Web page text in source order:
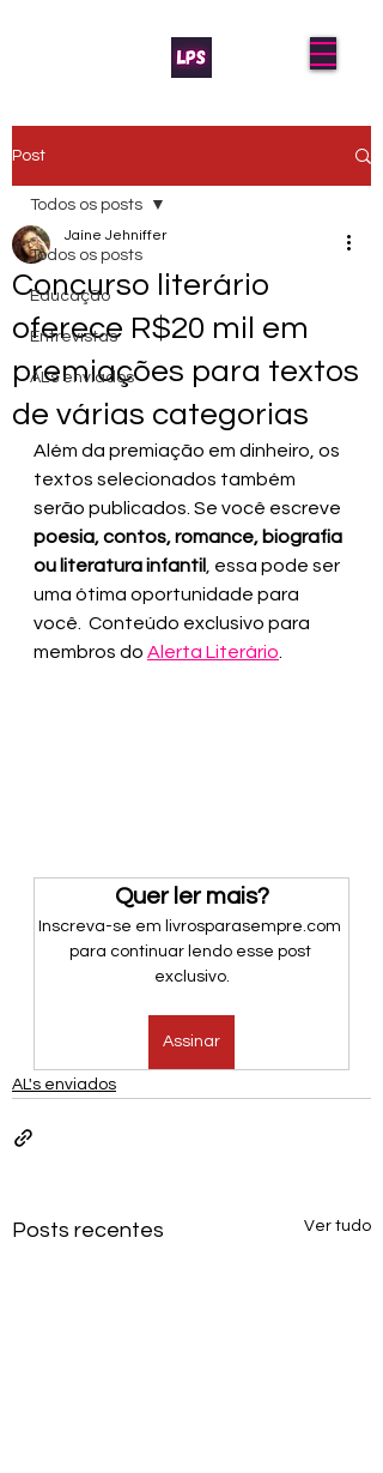
Post
Todos os posts
Educação
Entrevistas
AL's enviados
Todos os posts
Concurso literário
oferece R$20 mil em
premiações para textos
de várias categorias
Jaíne Jehniffer
Além da premiação em dinheiro, os
textos selecionados também
serão publicados. Se você escreve
poesia, contos, romance, biografia
ou literatura infantil
, essa pode ser
uma ótima oportunidade para
você.  Conteúdo exclusivo para
membros do Alerta Literário
Quer ler mais?
Inscreva-se em livrosparasempre.com
para continuar lendo esse post
exclusivo.
Assinar
AL's enviados
Posts recentes Ver tudo